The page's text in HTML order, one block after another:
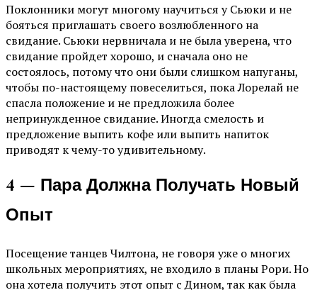
Поклонники могут многому научиться у Сьюки и не
бояться приглашать своего возлюбленного на
свидание. Сьюки нервничала и не была уверена, что
свидание пройдет хорошо, и сначала оно не
состоялось, потому что они были слишком напуганы,
чтобы по-настоящему повеселиться, пока Лорелай не
спасла положение и не предложила более
непринужденное свидание. Иногда смелость и
предложение выпить кофе или выпить напиток
приводят к чему-то удивительному.
4 — Пара Должна Получать Новый
Опыт
Посещение танцев Чилтона, не говоря уже о многих
школьных мероприятиях, не входило в планы Рори. Но
она хотела получить этот опыт с Дином, так как была